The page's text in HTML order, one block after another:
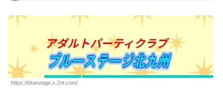
https://bluestage.x.2nt.com/